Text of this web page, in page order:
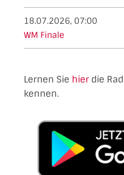
18.07.2026, 07:00
WM Finale
Lernen Sie hier die
kennen.